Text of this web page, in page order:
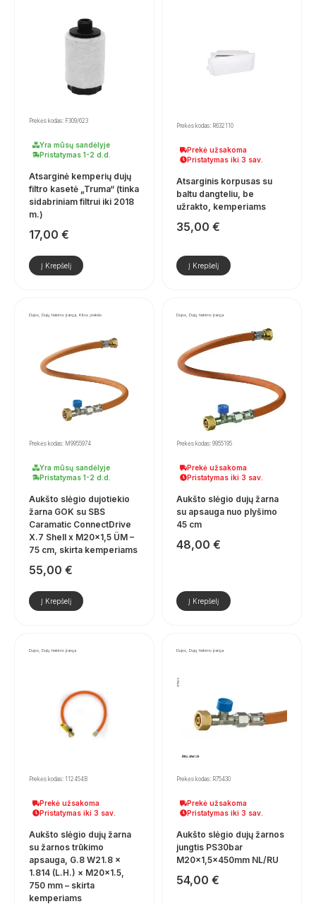
Prekės kodas: F309/623
Yra mūsų sandėlyje
Pristatymas 1-2 d.d.
Atsarginė kemperių dujų
filtro kasetė „Truma“ (tinka
sidabriniam filtrui iki 2018
m.)
17,00 €
Į Krepšelį
Prekės kodas: R632110
Prekė užsakoma
Pristatymas iki 3 sav.
Atsarginis korpusas su
baltu dangteliu, be
užrakto, kemperiams
35,00 €
Į Krepšelį
Dujos, Dujų tiekimo įranga, Kitos prekės
Prekės kodas: M9955974
Yra mūsų sandėlyje
Pristatymas 1-2 d.d.
Aukšto slėgio dujotiekio
žarna GOK su SBS
Caramatic ConnectDrive
X.7 Shell x M20x1,5 ÜM –
75 cm, skirta kemperiams
55,00 €
Į Krepšelį
Dujos, Dujų tiekimo įranga
Prekės kodas: 9955195
Prekė užsakoma
Pristatymas iki 3 sav.
Aukšto slėgio dujų žarna
su apsauga nuo plyšimo
45 cm
48,00 €
Į Krepšelį
Dujos, Dujų tiekimo įranga
Prekės kodas: 112454B
Prekė užsakoma
Pristatymas iki 3 sav.
Aukšto slėgio dujų žarna
su žarnos trūkimo
apsauga, G.8 W21.8 ×
1.814 (L.H.) × M20×1.5,
750 mm – skirta
kemperiams
Dujos, Dujų tiekimo įranga
Prekės kodas: R75430
Prekė užsakoma
Pristatymas iki 3 sav.
Aukšto slėgio dujų žarnos
jungtis PS30bar
M20x1,5x450mm NL/RU
54,00 €